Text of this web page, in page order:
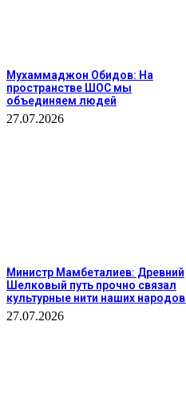
Мухаммаджон Обидов: На
пространстве ШОС мы
объединяем людей
27.07.2026
Министр Мамбеталиев: Древний
Шелковый путь прочно связал
культурные нити наших народов
27.07.2026